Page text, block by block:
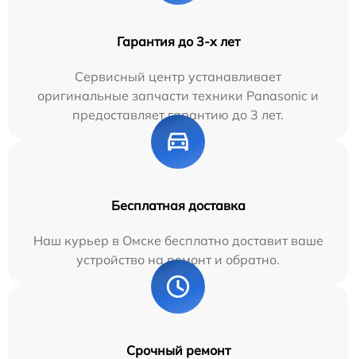
Гарантия до 3-х лет
Сервисный центр устанавливает
оригинальные запчасти техники Panasonic и
предоставляет гарантию до 3 лет.
Бесплатная доставка
Наш курьер в Омске бесплатно доставит ваше
устройство на ремонт и обратно.
Срочный ремонт